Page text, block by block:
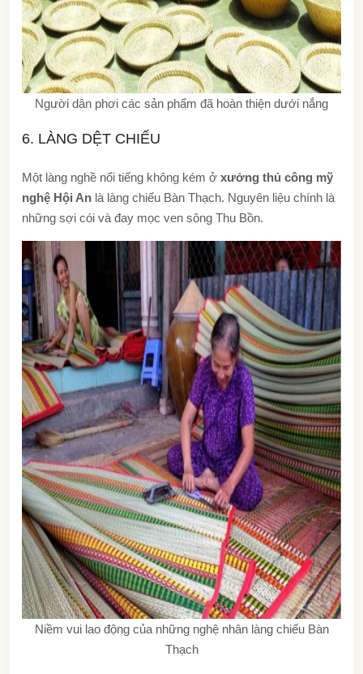
Người dân phơi các sản phẩm đã hoàn thiện dưới nắng
6. LÀNG DỆT CHIẾU
Một làng nghề nổi tiếng không kém ở xưởng thủ công mỹ
nghệ Hội An là làng chiếu Bàn Thạch. Nguyên liệu chính là
những sợi cói và đay mọc ven sông Thu Bồn.
Niềm vui lao động của những nghệ nhân làng chiếu Bàn
Thạch